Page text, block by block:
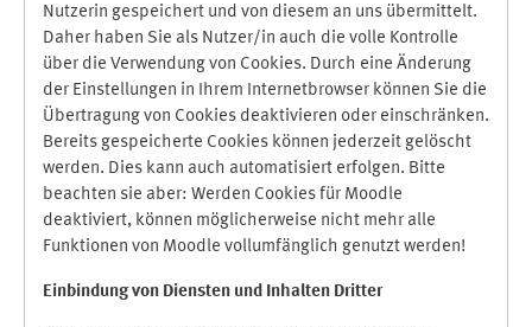
Nutzerin gespeichert und von diesem an uns übermittelt.
Daher haben Sie als Nutzer/in auch die volle Kontrolle
über die Verwendung von Cookies. Durch eine Änderung
der Einstellungen in Ihrem Internetbrowser können Sie die
Übertragung von Cookies deaktivieren oder einschränken.
Bereits gespeicherte Cookies können jederzeit gelöscht
werden. Dies kann auch automatisiert erfolgen. Bitte
beachten sie aber: Werden Cookies für Moodle
deaktiviert, können möglicherweise nicht mehr alle
Funktionen von Moodle vollumfänglich genutzt werden!
Einbindung von Diensten und Inhalten Dritter